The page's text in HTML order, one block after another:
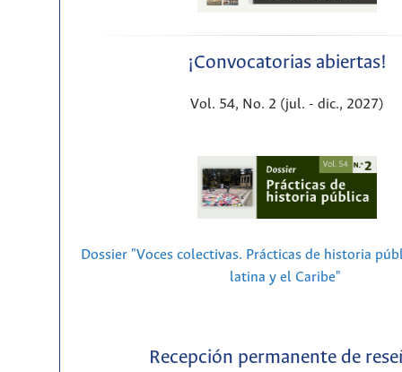
¡Convocatorias abiertas!
Vol. 54, No. 2 (jul. - dic., 2027)
Dossier "Voces colectivas. Prácticas de historia
latina y el Caribe"
Recepción permanente de